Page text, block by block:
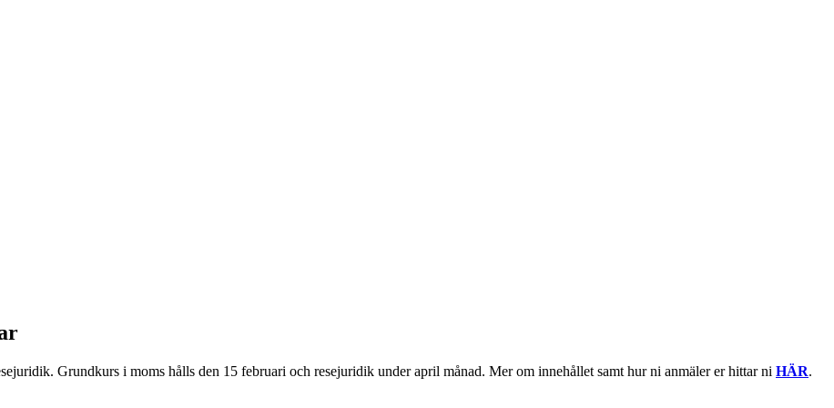
Grundkurs i moms hålls den 15 februari och resejuridik under april månad. Mer om innehållet samt hur ni anmäler er hittar ni HÄR.